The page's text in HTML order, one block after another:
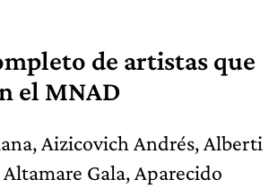
de artistas que
el MNAD
Aizicovich Andrés, Alberti
Gala, Aparecido